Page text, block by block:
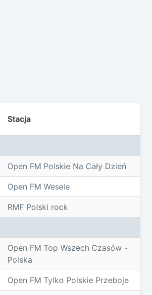
Stacja
Open FM Polskie Na Cały Dzień
Open FM Wesele
RMF Polski rock
Open FM Top Wszech Czasów -
Polska
Open FM Tylko Polskie Przeboje